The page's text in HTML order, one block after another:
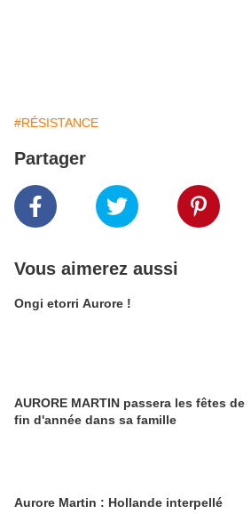
#RÉSISTANCE
Partager
Vous aimerez aussi
Ongi etorri Aurore !
AURORE MARTIN passera les fêtes de
fin d'année dans sa famille
Aurore Martin : Hollande interpellé